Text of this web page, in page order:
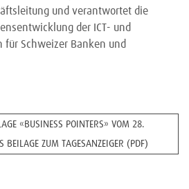
und verantwortet die
der ICT- und
Schweizer Banken und
«BUSINESS POINTERS» VOM 28.
BEILAGE ZUM TAGESANZEIGER (PDF)